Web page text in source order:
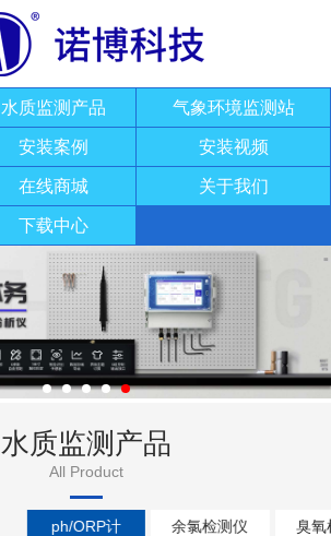
水质监测产品 气象环境监测站
安装案例 安装视频
在线商城 关于我们
下载中心
水质监测产品
All Product
ph/ORP计 余氯检测仪 臭氧